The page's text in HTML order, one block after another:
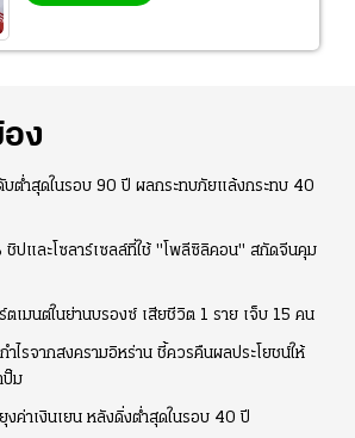
ง
บต่ำสุดในรอบ 90 ปี ผลกระทบภัยแล้งกระทบ 40
ชิปและโซลาร์เซลล์ที่ใช้ "โพลีซิลิคอน" สกัดจีนคุม
ตเมนต์ในย่านบรองซ์ เสียชีวิต 1 ราย เจ็บ 15 คน
ไรจากสงครามอิหร่าน ชี้ควรคืนผลประโยชน์ให้
ปั๊ม
ค่าเงินเยน หลังดิ่งต่ำสุดในรอบ 40 ปี